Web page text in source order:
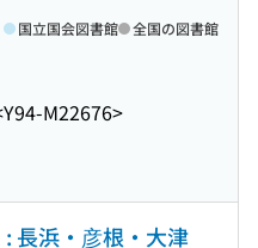
M22676>
国立国会図書館 全国の図書館
長浜・彦根・大津